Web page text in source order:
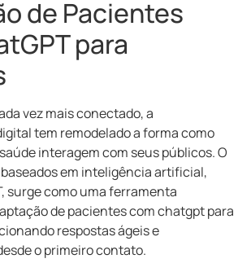
de Pacientes
para
vez mais conectado, a
tem remodelado a forma como
interagem com seus públicos. O
em inteligência artificial,
surge como uma ferramenta
de pacientes com chatgpt para
respostas ágeis e
o primeiro contato.